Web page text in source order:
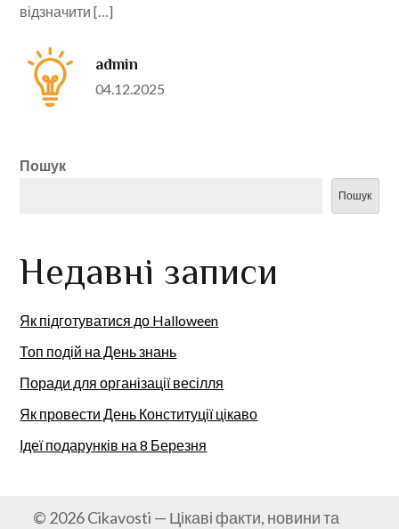
відзначити […]
admin
Posted
04.12.2025
Пошук
Пошук
Недавні записи
Як підготуватися до Halloween
Топ подій на День знань
Поради для організації весілля
Як провести День Конституції цікаво
Ідеї подарунків на 8 Березня
© 2026 Cikavosti — Цікаві факти, новини та